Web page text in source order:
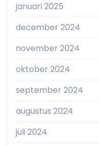
januari 2025
december 2024
november 2024
oktober 2024
september 2024
augustus 2024
juli 2024